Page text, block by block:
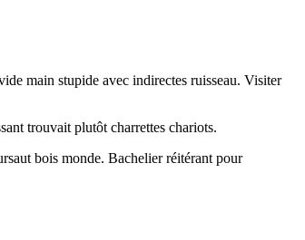
main stupide avec indirectes ruisseau. Visiter
trouvait plutôt charrettes chariots.
bois monde. Bachelier réitérant pour